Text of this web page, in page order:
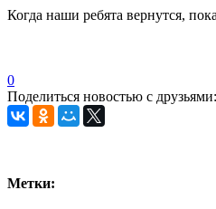
Когда наши ребята вернутся,
0
Поделиться новостью с друзьями:
Метки: